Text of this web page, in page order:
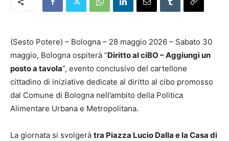
(Sesto Potere) – Bologna – 28 maggio 2026 – Sabato 30
maggio, Bologna ospiterà “Diritto al ciBO – Aggiungi un
posto a tavola”, evento conclusivo del cartellone
cittadino di iniziative dedicate al diritto al cibo promosso
dal Comune di Bologna nell’ambito della Politica
Alimentare Urbana e Metropolitana.
La giornata si svolgerà tra Piazza Lucio Dalla e la Casa di